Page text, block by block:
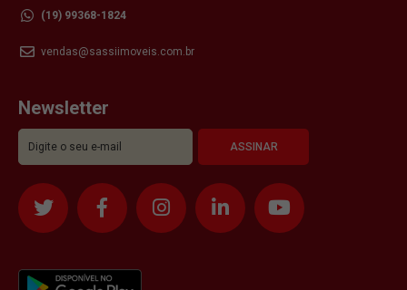
(19) 99368-1824
vendas@sassiimoveis.com.br
Newsletter